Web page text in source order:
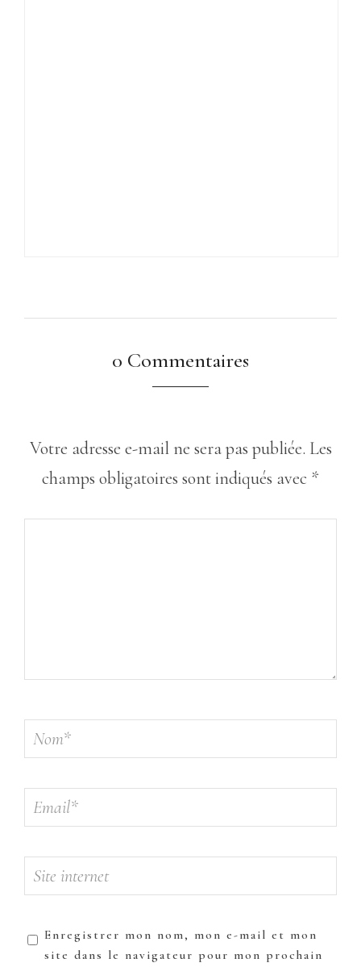
0 Commentaires
Votre adresse e-mail ne sera pas publiée. Les
champs obligatoires sont indiqués avec *
Enregistrer mon nom, mon e-mail et mon
site dans le navigateur pour mon prochain